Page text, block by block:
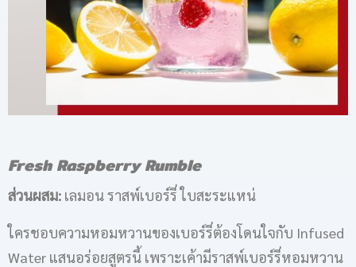
Fresh Raspberry Rumble
ส่วนผสม: เลมอน ราสพ์เบอร์รี่ ใบสะระแหน่
ใครชอบความหอมหวานของเบอร์รี่ต้องโดนใจกับ Infused
Water แสนอร่อยสูตรนี้ เพราะเค้ามีราสพ์เบอร์รี่หอมหวาน